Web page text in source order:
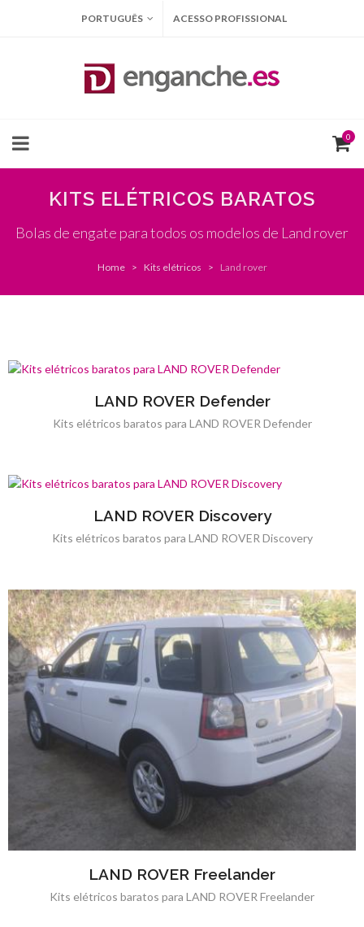
PORTUGUÊS ACESSO PROFISSIONAL
0
KITS ELÉTRICOS BARATOS
Bolas de engate para todos os modelos de Land rover
Home Kits elétricos Land rover
LAND ROVER Defender
Kits elétricos baratos para LAND ROVER Defender
LAND ROVER Discovery
Kits elétricos baratos para LAND ROVER Discovery
LAND ROVER Freelander
Kits elétricos baratos para LAND ROVER Freelander